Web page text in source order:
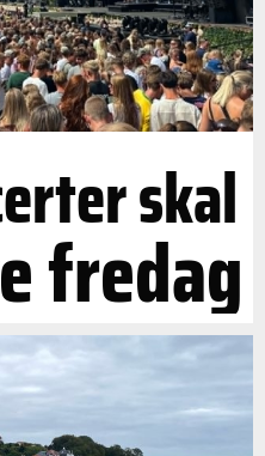
skal
fredag